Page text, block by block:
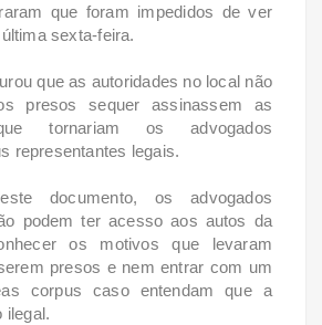
que foram impedidos de ver
sexta-feira.
que as autoridades no local não
presos sequer assinassem as
tornariam os advogados
representantes legais.
documento, os advogados
podem ter acesso aos autos da
os motivos que levaram
presos e nem entrar com um
corpus caso entendam que a
ilegal.